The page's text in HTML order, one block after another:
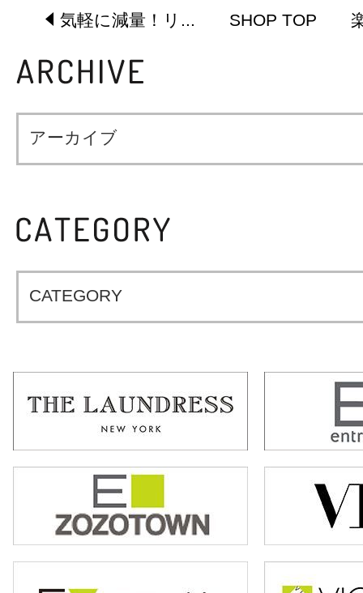
気軽に減量！リ... SHOP TOP
アーカイブ
CATEGORY